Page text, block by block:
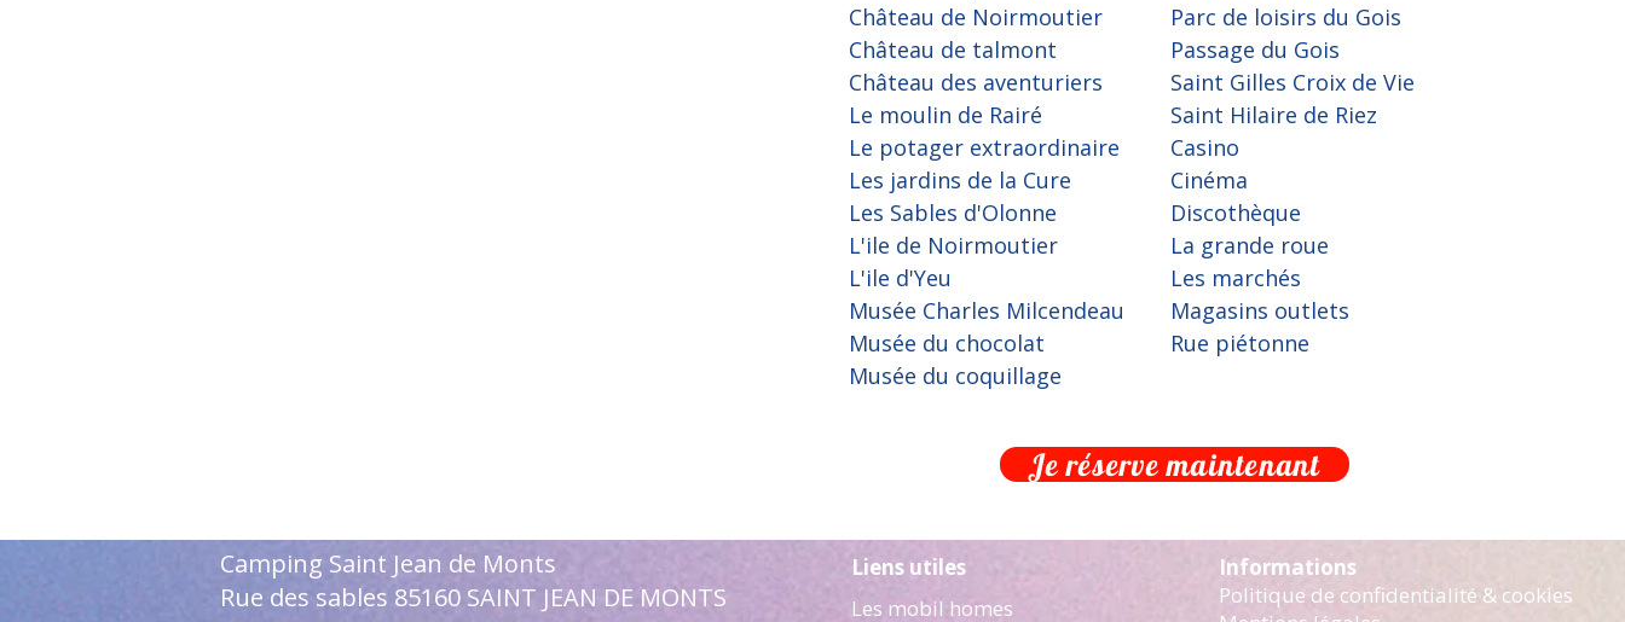
Château de Noirmoutier
Château de talmont
Château des aventuriers
Le moulin de Rairé
Le potager extraordinaire
Les jardins de la Cure
Les Sables d'Olonne
L'ile de Noirmoutier
L'ile d'Yeu
Musée Charles Milcendeau
Musée du chocolat
Musée du coquillage
Parc de loisirs du Gois
Passage du Gois
Saint Gilles Croix de Vie
Saint Hilaire de Riez
Casino
Cinéma
Discothèque
La grande roue
Les marchés
Magasins outlets
Rue piétonne
Je réserve maintenant
Camping Saint Jean de Monts
Rue des sables 85160 SAINT JEAN DE MONTS
Liens utiles
Les mobil homes
Politique de confidentialité & cookies
Informations